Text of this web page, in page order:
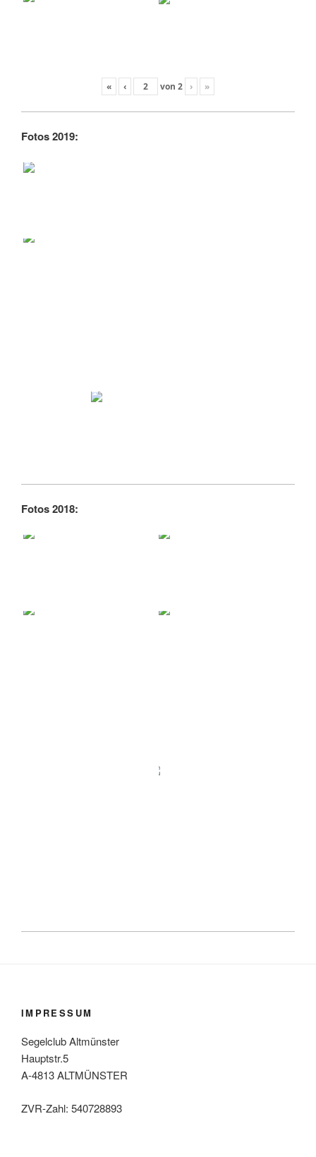
« ‹ von 2 › »
Fotos 2019:
Fotos 2018:
IMPRESSUM
Segelclub Altmünster
Hauptstr.5
A-4813 ALTMÜNSTER
ZVR-Zahl: 540728893